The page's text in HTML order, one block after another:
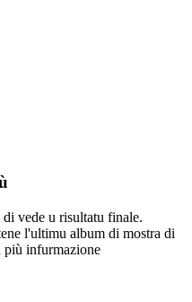
vede u risultatu finale.
l'ultimu album di mostra di
più infurmazione